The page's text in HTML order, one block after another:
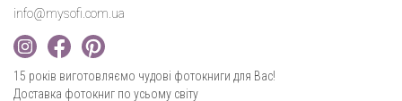
info@mysofi.com.ua
15 років виготовляємо чудові фотокниги для Вас!
Доставка фотокниг по усьому світу